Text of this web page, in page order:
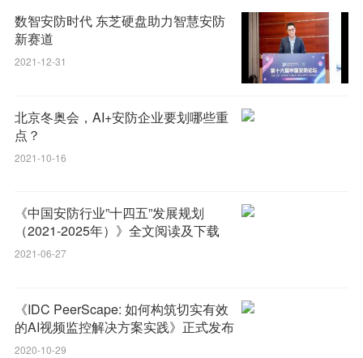
数智安防时代 东芝硬盘助力智慧安防
新赛道
2021-12-31
北京冬奥会，AI+安防企业要划哪些重
点？
2021-10-16
《中国安防行业”十四五”发展规划
（2021-2025年）》全文阅读及下载
2021-06-27
《IDC PeerScape: 如何构筑切实有效
的AI视频监控解决方案实践》正式发布
2020-10-29